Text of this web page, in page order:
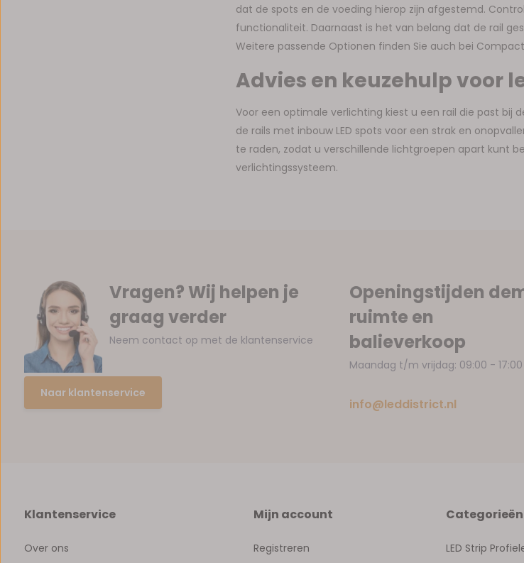
dat de spots en de voeding hierop zijn afgestemd.
functionaliteit. Daarnaast is het van belang dat de rail
Weitere passende Optionen finden Sie auch bei
Advies en keuzehulp voor
Voor een optimale verlichting kiest u een rail die past
de rails met inbouw LED spots voor een strak en
te raden, zodat u verschillende lichtgroepen apart kunt
verlichtingssysteem.
Vragen? Wij helpen je
graag verder
Neem contact op met de klantenservice
Naar klantenservice
Openingstijden
ruimte en
balieverkoop
Maandag t/m vrijdag: 09:00 - 17:00
info@leddistrict.nl
Klantenservice
Over ons
Mijn account
Registreren
Categorieën
LED Strip